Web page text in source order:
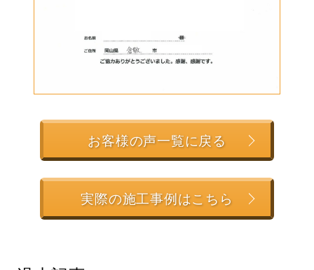
お客様の声一覧に戻る
実際の施工事例はこちら